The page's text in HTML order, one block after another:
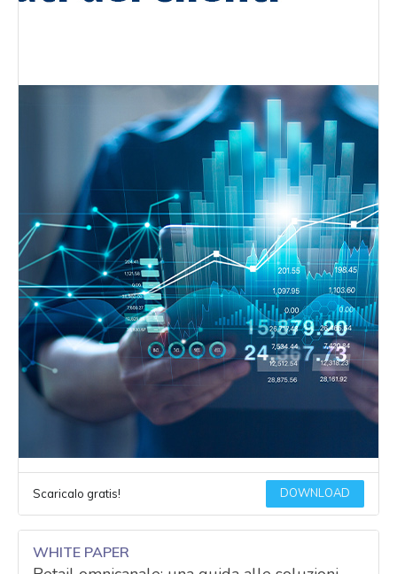
Scaricalo gratis! DOWNLOAD
WHITE PAPER